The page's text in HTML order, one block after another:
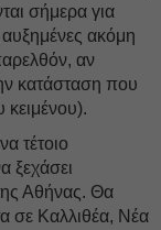
σήμερα για
αυξημένες ακόμη
αν
κατάσταση που
κειμένου).
τέτοιο
ξεχάσει
Αθήνας. Θα
σε Καλλιθέα, Νέα